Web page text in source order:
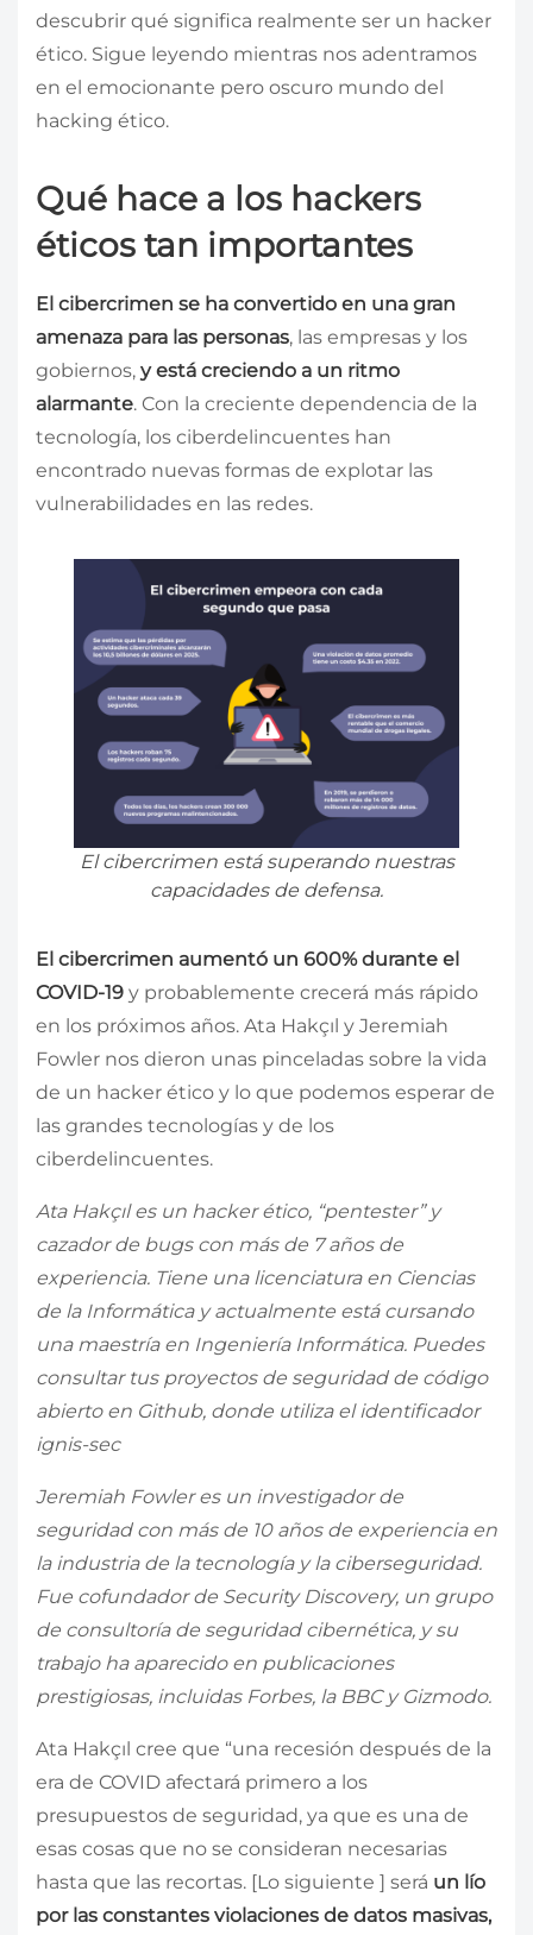
descubrir qué significa realmente ser un hacker
ético. Sigue leyendo mientras nos adentramos
en el emocionante pero oscuro mundo del
hacking ético.
Qué hace a los hackers
éticos tan importantes
El cibercrimen se ha convertido en una gran
amenaza para las personas, las empresas y los
gobiernos, y está creciendo a un ritmo
alarmante. Con la creciente dependencia de la
tecnología, los ciberdelincuentes han
encontrado nuevas formas de explotar las
vulnerabilidades en las redes.
El cibercrimen está superando nuestras
capacidades de defensa.
El cibercrimen aumentó un 600% durante el
COVID-19 y probablemente crecerá más rápido
en los próximos años. Ata Hakçıl y Jeremiah
Fowler nos dieron unas pinceladas sobre la vida
de un hacker ético y lo que podemos esperar de
las grandes tecnologías y de los
ciberdelincuentes.
Ata Hakçıl es un hacker ético, “pentester” y
cazador de bugs con más de 7 años de
experiencia. Tiene una licenciatura en Ciencias
de la Informática y actualmente está cursando
una maestría en Ingeniería Informática. Puedes
consultar tus proyectos de seguridad de código
abierto en Github, donde utiliza el identificador
ignis-sec
Jeremiah Fowler es un investigador de
seguridad con más de 10 años de experiencia en
la industria de la tecnología y la ciberseguridad.
Fue cofundador de Security Discovery, un grupo
de consultoría de seguridad cibernética, y su
trabajo ha aparecido en publicaciones
prestigiosas, incluidas Forbes, la BBC y Gizmodo.
Ata Hakçıl cree que “una recesión después de la
era de COVID afectará primero a los
presupuestos de seguridad, ya que es una de
esas cosas que no se consideran necesarias
hasta que las recortas. [Lo siguiente ] será un lío
por las constantes violaciones de datos masivas,